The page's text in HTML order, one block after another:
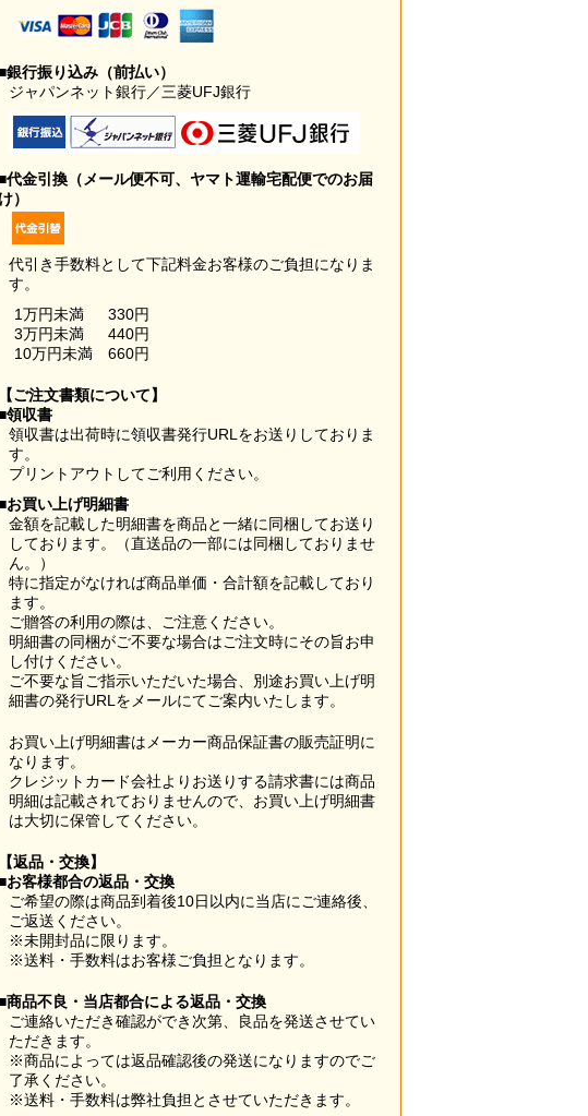
銀行振り込み（前払い）
ジャパンネット銀行／三菱UFJ銀行
代金引換（メール便不可、ヤマト運輸宅配便でのお届
け）
代引き手数料として下記料金お客様のご負担になりま
す。
1万円未満
330円
3万円未満
440円
10万円未満
660円
【ご注文書類について】
領収書
領収書は出荷時に領収書発行URLをお送りしておりま
す。
プリントアウトしてご利用ください。
お買い上げ明細書
金額を記載した明細書を商品と一緒に同梱してお送り
しております。（直送品の一部には同梱しておりませ
ん。）
特に指定がなければ商品単価・合計額を記載しており
ます。
ご贈答の利用の際は、ご注意ください。
明細書の同梱がご不要な場合はご注文時にその旨お申
し付けください。
ご不要な旨ご指示いただいた場合、別途お買い上げ明
細書の発行URLをメールにてご案内いたします。
お買い上げ明細書はメーカー商品保証書の販売証明に
なります。
クレジットカード会社よりお送りする請求書には商品
明細は記載されておりませんので、お買い上げ明細書
は大切に保管してください。
【返品・交換】
お客様都合の返品・交換
ご希望の際は商品到着後10日以内に当店にご連絡後、
ご返送ください。
※未開封品に限ります。
※送料・手数料はお客様ご負担となります。
商品不良・当店都合による返品・交換
ご連絡いただき確認ができ次第、良品を発送させてい
ただきます。
※商品によっては返品確認後の発送になりますのでご
了承ください。
※送料・手数料は弊社負担とさせていただきます。